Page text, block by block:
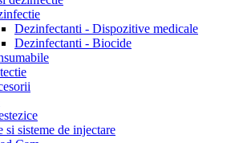
Dezinfectanti - Dispozitive medicale
Dezinfectanti - Biocide
si sisteme de injectare